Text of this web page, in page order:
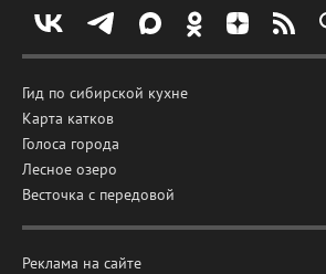
Гид по сибирской кухне
Карта катков
Голоса города
Лесное озеро
Весточка с передовой
Реклама на сайте